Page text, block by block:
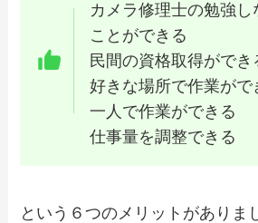
カメラ修理士の勉強し
ことができる
民間の資格取得ができ
好きな場所で作業がで
一人で作業ができる
仕事量を調整できる
という６つのメリットがありま